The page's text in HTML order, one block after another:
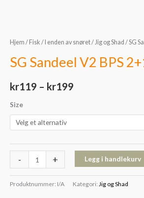
Hjem / Fisk / I enden av snøret/Jig og Shad / SG
SG Sandeel V2 BPS
kr119 – kr199
Size
- + Legg i handlekurv
Produktnummer: I/A Kategori: Jig og Shad